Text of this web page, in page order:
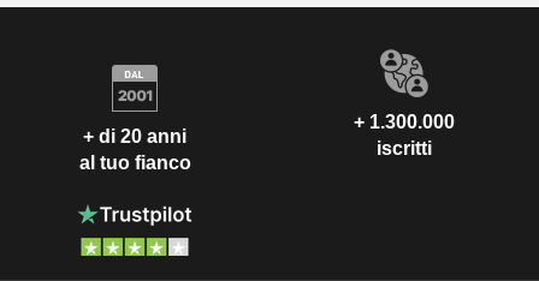
+ di 20 anni
al tuo fianco
+ 1.300.000
iscritti